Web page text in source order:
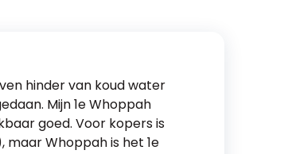
hinder van koud water
Mijn 1e Whoppah
goed. Voor kopers is
maar Whoppah is het 1e